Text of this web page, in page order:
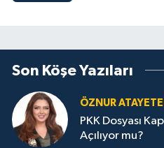
Son Köşe Yazıları
ÖZNUR
PKK Dosyası
Açılıyor mu?